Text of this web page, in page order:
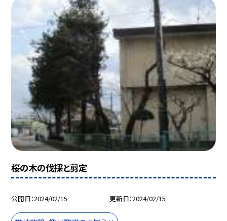
桜の木の伐採と剪定
公開日 2024/02/15 更新日 2024/02/15